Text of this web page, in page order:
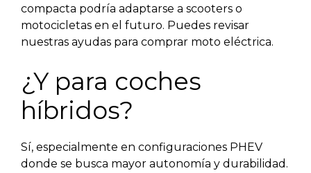
compacta podría adaptarse a scooters o
motocicletas en el futuro. Puedes revisar
nuestras ayudas para comprar moto eléctrica.
¿Y para coches
híbridos?
Sí, especialmente en configuraciones PHEV
donde se busca mayor autonomía y durabilidad.